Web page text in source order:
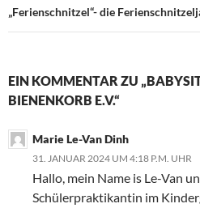
„Ferienschnitzel“- die
EIN KOMMENTAR ZU
BIENENKORB E.V.“
Marie Le-Van Dinh
31. JANUAR 2024 UM 4:18 P.M. UHR
Hallo, mein Name is Le-Van
Schülerpraktikantin im